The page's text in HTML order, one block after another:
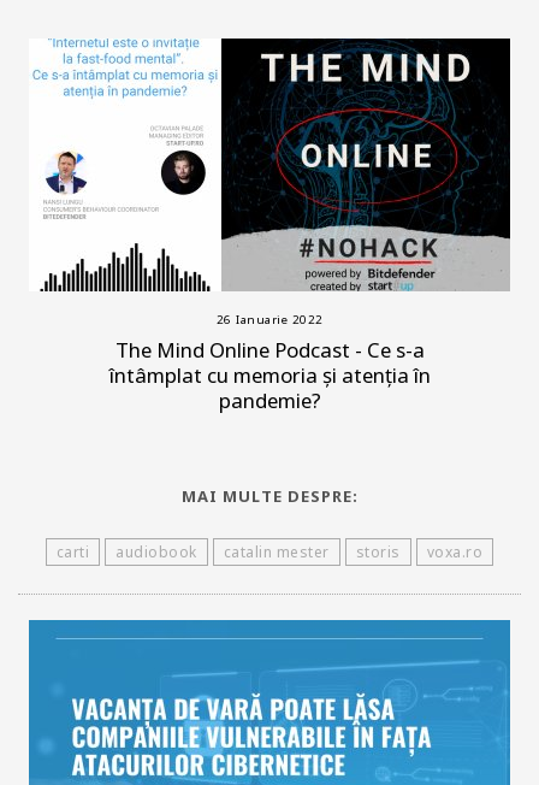
26 Ianuarie 2022
The Mind Online Podcast - Ce s-a
întâmplat cu memoria și atenția în
pandemie?
MAI MULTE DESPRE:
carti audiobook catalin mester storis voxa.ro